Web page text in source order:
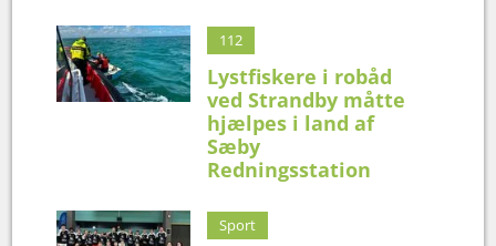
112
Lystfiskere i robåd
ved Strandby måtte
hjælpes i land af
Sæby
Redningsstation
Sport